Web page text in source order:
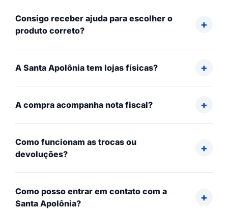
Consigo receber ajuda para escolher o
produto correto?
A Santa Apolônia tem lojas físicas?
A compra acompanha nota fiscal?
Como funcionam as trocas ou
devoluções?
Como posso entrar em contato com a
Santa Apolônia?